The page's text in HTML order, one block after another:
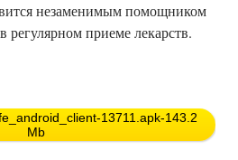
незаменимым помощником
регулярном приеме лекарств.
13711.apk-143.2
Mb